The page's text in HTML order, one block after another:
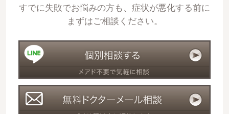
すでに失敗でお悩みの方も、症状が悪化する前に
まずはご相談ください。